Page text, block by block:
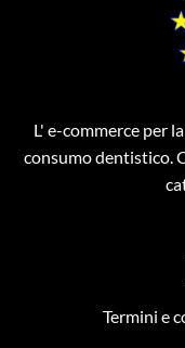
L' e-commerce per
consumo dentistico.
Termini e